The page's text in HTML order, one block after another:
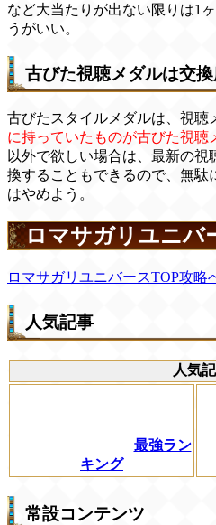
など大当たりが出ない限りは1
うがいい。
古びた視聴メダルは交
古びたスタイルメダルは、視聴
に持っていたものが古びた視聴
以外で欲しい場合は、最新の
換することもできるので、無駄
はやめよう。
ロマサガリユニバ
ロマサガリユニバースTOP攻略
人気記事
人気
最強ラン
キング
常設コンテンツ